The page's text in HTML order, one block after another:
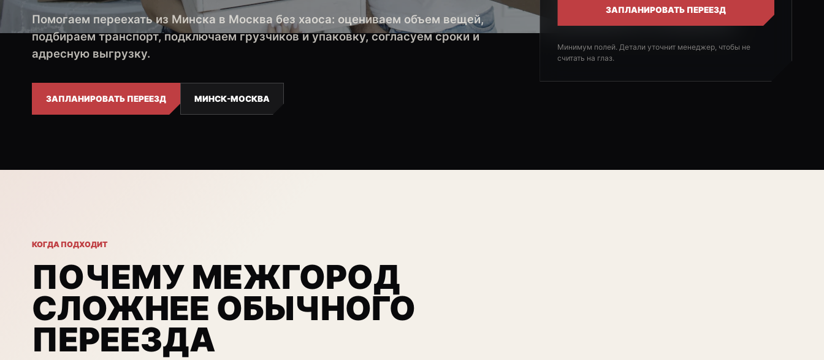
Помогаем переехать из Минска в Москва без хаоса: оцениваем объем вещей,
подбираем транспорт, подключаем грузчиков и упаковку, согласуем сроки и
адресную выгрузку.
ЗАПЛАНИРОВАТЬ ПЕРЕЕЗД МИНСК-МОСКВА
ЗАПЛАНИРОВАТЬ ПЕРЕЕЗД
Минимум полей. Детали уточнит менеджер, чтобы не
считать на глаз.
КОГДА ПОДХОДИТ
ПОЧЕМУ МЕЖГОРОД
СЛОЖНЕЕ ОБЫЧНОГО
ПЕРЕЕЗДА